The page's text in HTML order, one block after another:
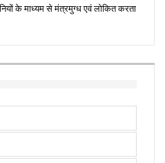
के माध्यम से मंत्रमुग्ध एवं लोकित करता